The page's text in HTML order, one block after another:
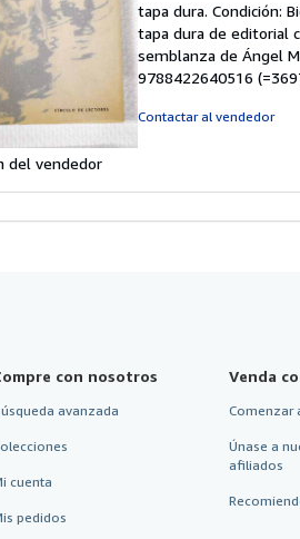
del vendedor
tapa dura. Condición:
tapa dura de editorial
semblanza de Ángel
9788422640516
Contactar al vendedor
con nosotros
avanzada
cuenta
pedidos
Venda
Comenzar
Únase a
afiliados